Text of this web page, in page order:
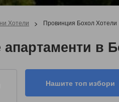
Хотели > Провинция Бохол Хотели
в
Нашите топ избори